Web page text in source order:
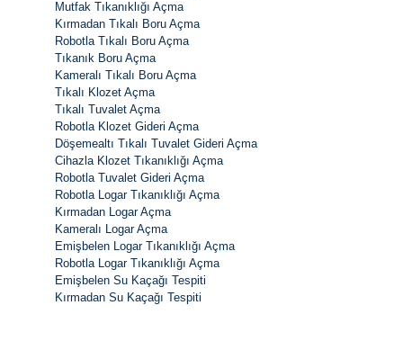
Mutfak Tıkanıklığı Açma
Kırmadan Tıkalı Boru Açma
Robotla Tıkalı Boru Açma
Tıkanık Boru Açma
Kameralı Tıkalı Boru Açma
Tıkalı Klozet Açma
Tıkalı Tuvalet Açma
Robotla Klozet Gideri Açma
Döşemealtı Tıkalı Tuvalet Gideri Açma
Cihazla Klozet Tıkanıklığı Açma
Robotla Tuvalet Gideri Açma
Robotla Logar Tıkanıklığı Açma
Kırmadan Logar Açma
Kameralı Logar Açma
Emişbelen Logar Tıkanıklığı Açma
Robotla Logar Tıkanıklığı Açma
Emişbelen Su Kaçağı Tespiti
Kırmadan Su Kaçağı Tespiti